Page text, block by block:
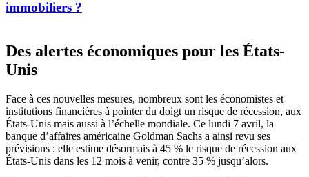
immobiliers ?
Des alertes économiques pour les États-
Unis
Face à ces nouvelles mesures, nombreux sont les économistes et
institutions financières à pointer du doigt un risque de récession, aux
États-Unis mais aussi à l’échelle mondiale. Ce lundi 7 avril, la
banque d’affaires américaine Goldman Sachs a ainsi revu ses
prévisions : elle estime désormais à 45 % le risque de récession aux
États-Unis dans les 12 mois à venir, contre 35 % jusqu’alors.